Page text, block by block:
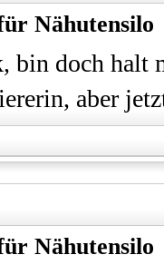
Nähutensilo
bin doch halt
aber
Nähutensilo